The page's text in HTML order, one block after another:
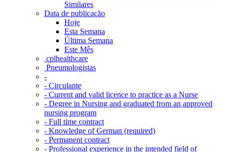
Similares
Data de publicação
Hoje
Esta Semana
Última Semana
Este Mês
‎ cplhealthcare‬
Pneumologistas
-
- Circulante
- Current and valid licence to practice as a Nurse
- Degree in Nursing and graduated from an approved
nursing program
- Full time contract
- Knowledge of German (required)
- Permanent contract
- Professional experience in the intended field of